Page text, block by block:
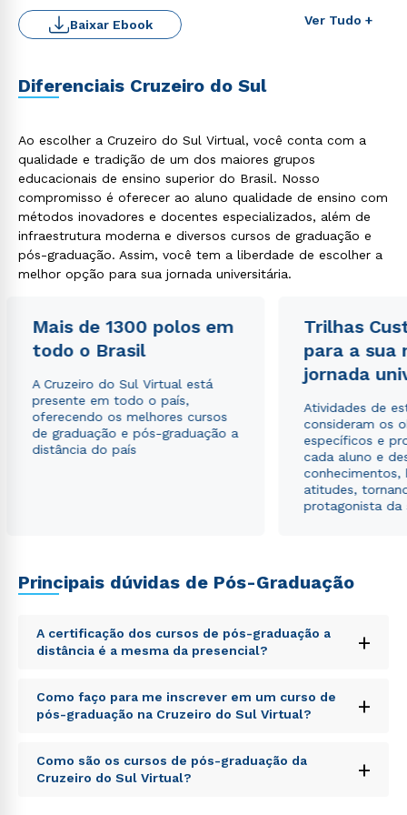
Ver Tudo +
Baixar Ebook
Diferenciais Cruzeiro do Sul
Ao escolher a Cruzeiro do Sul Virtual, você conta com a
qualidade e tradição de um dos maiores grupos
educacionais de ensino superior do Brasil. Nosso
compromisso é oferecer ao aluno qualidade de ensino com
métodos inovadores e docentes especializados, além de
infraestrutura moderna e diversos cursos de graduação e
pós-graduação. Assim, você tem a liberdade de escolher a
melhor opção para sua jornada universitária.
Mais de 1300 polos em
todo o Brasil
A Cruzeiro do Sul Virtual está
presente em todo o país,
oferecendo os melhores cursos
de graduação e pós-graduação a
distância do país
Trilhas
para a sua
jornada
Atividades de
consideram os
específicos e
cada aluno e
conhecimentos,
atitudes,
protagonista da
Principais dúvidas de Pós-Graduação
A certificação dos cursos de pós-graduação a
distância é a mesma da presencial?
+
Sed ut perspiciatis unde omnis iste natus error sit
voluptatem accusantium doloremque laudantium,
totam rem aperiam, eaque ipsa quae ab illo inventore
explicabo. Nemo enim ipsam voluptatem quia
voluptas sit aspernatur aut odit aut fugit, sed quia
Como faço para me inscrever em um curso de
pós-graduação na Cruzeiro do Sul Virtual?
+
Sed ut perspiciatis unde omnis iste natus error sit
voluptatem accusantium doloremque laudantium,
Como são os cursos de pós-graduação da
Cruzeiro do Sul Virtual?
+
Rápido e fácil
WhatsApp
ou
Estou de acordo com aPolítica de Privacidade.e
autorizo que meus dados sejam utilizados para o
envio de conteúdos da Cruzeiro do Sul.